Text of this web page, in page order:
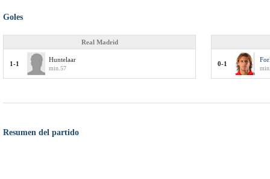
Goles
Real Madrid
1-1
Huntelaar
min.57
0-1
Resumen del partido